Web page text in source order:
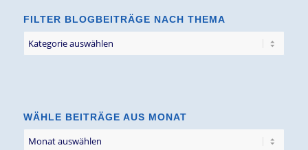
FILTER BLOGBEITRÄGE NACH THEMA
Blogbeiträge
WÄHLE BEITRÄGE AUS MONAT